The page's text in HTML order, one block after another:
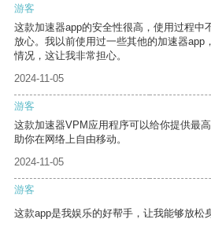
游客
这款加速器app的安全性很高，使用过程中
放心。我以前使用过一些其他的加速器app
情况，这让我非常担心。
2024-11-05
游客
这款加速器VPM应用程序可以给你提供最
助你在网络上自由移动。
2024-11-05
游客
这款app是我娱乐的好帮手，让我能够放松